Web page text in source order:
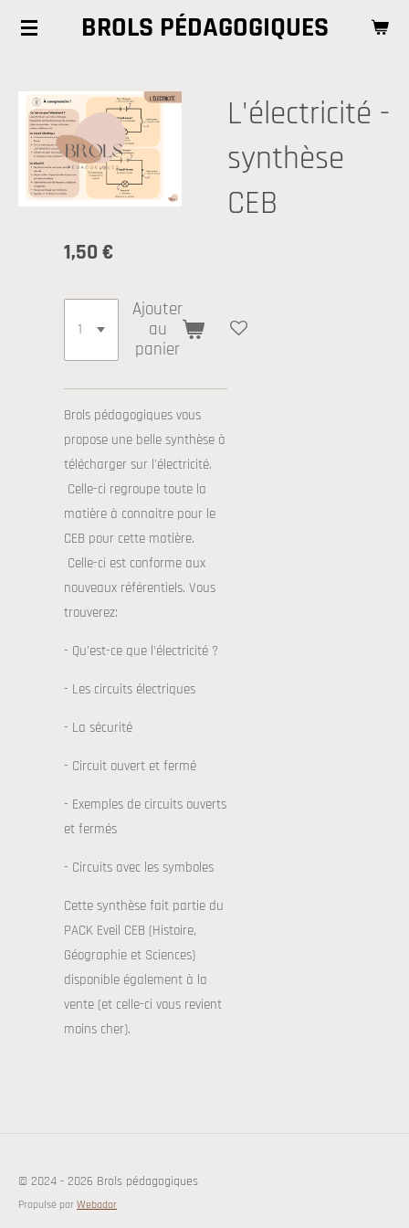
Passer
principal
BROLS PÉDAGOGIQUES
L'électricité -
synthèse
CEB
1,50 €
Ajouter
au
panier
Brols pédagogiques vous
propose une belle synthèse à
télécharger sur l'électricité.
Celle-ci regroupe toute la
matière à connaitre pour le
CEB pour cette matière.
Celle-ci est conforme aux
nouveaux référentiels. Vous
trouverez:
- Qu'est-ce que l'électricité ?
- Les circuits électriques
- La sécurité
- Circuit ouvert et fermé
- Exemples de circuits ouverts
et fermés
- Circuits avec les symboles
Cette synthèse fait partie du
PACK Eveil CEB (Histoire,
Géographie et Sciences)
disponible également à la
vente (et celle-ci vous revient
moins cher).
© 2024 - 2026 Brols pédagogiques
Propulsé par Webador